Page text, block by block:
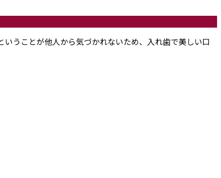
うことが他人から気づかれないため、入れ歯で美しい口